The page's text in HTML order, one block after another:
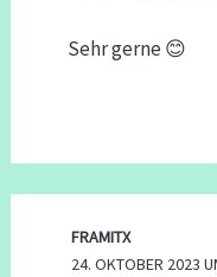
Sehr gerne 😊
FRAMITX
24. OKTOBER 2023